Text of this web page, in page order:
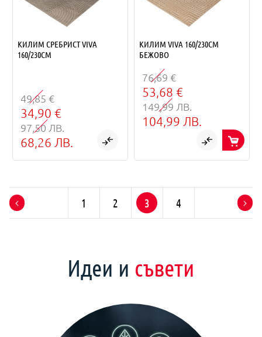
КИЛИМ СРЕБРИСТ VIVA
160/230СМ
49,85 €
34,90 €
97,50 ЛВ.
68,26 ЛВ.
КИЛИМ VIVA 160/230СМ
БЕЖОВО
76,69 €
53,68 €
149,99 ЛВ.
104,99 ЛВ.
1 2 3 4
Идеи и съвети